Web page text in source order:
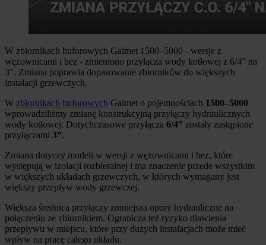
W zbiornikach buforowych Galmet 1500–5000 - wersje z
wężownicami i bez - zmieniono przyłącza wody kotłowej z 6/4” na
3”. Zmiana poprawia dopasowanie zbiorników do większych
instalacji grzewczych.
W zbiornikach buforowych Galmet o pojemnościach 1500–5000
wprowadziliśmy zmianę konstrukcyjną przyłączy hydraulicznych
wody kotłowej. Dotychczasowe przyłącza 6/4” zostały zastąpione
przyłączami 3”.
Zmiana dotyczy modeli w wersji z wężownicami i bez, które
występują w izolacji rozbieralnej i ma znaczenie przede wszystkim
w większych układach grzewczych, w których wymagany jest
większy przepływ wody grzewczej.
Większa średnica przyłączy zmniejsza opory hydrauliczne na
połączeniu ze zbiornikiem. Ogranicza też ryzyko dławienia
przepływu w miejscu, które przy dużych instalacjach może mieć
wpływ na pracę całego układu.